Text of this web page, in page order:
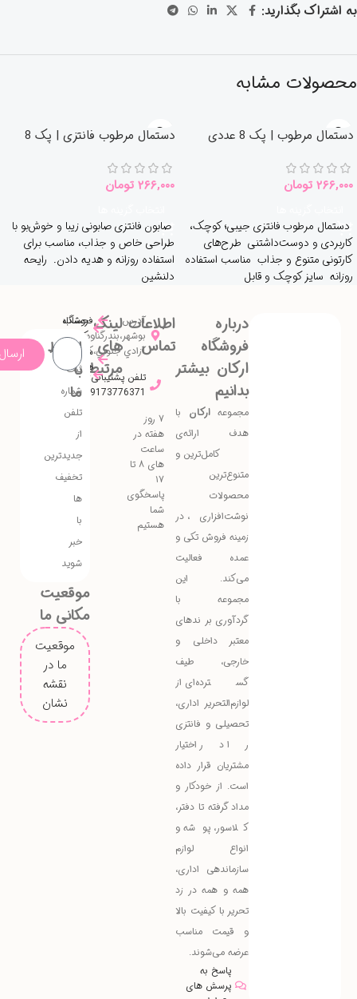
به اشتراک بگذارید:
محصولات مشابه
دستمال مرطوب | پک 8 عددی
۲۶۶,۰۰۰ تومان
دستمال مرطوب فانتزی جیبی؛ کوچک،
کاربردی و دوست‌داشتنی طرح‌های
کارتونی متنوع و جذاب مناسب استفاده
روزانه سایز کوچک و قابل
دستمال مرطوب فانتزی | پک 8
۲۶۶,۰۰۰ تومان
صابون فانتزی صابونی زیبا و خوش‌بو با
طراحی خاص و جذاب، مناسب برای
استفاده روزانه و هدیه دادن. رایحه
دلنشین
درباره
فروشگاه
ارکان بیشتر
بدانیم
مجموعهارکان با
هدف ارائه‌ی
کامل‌ترین و
متنوع‌ترین
محصولات
نوشت‌افزاری، در
زمینه فروش تکی و
عمده فعالیت
می‌کند. این
مجموعه با
گردآوری برندهای
معتبر داخلی و
خارجی، طیف
گسترده‌ای از
لوازم‌التحریر اداری،
تحصیلی و فانتزی
را در اختیار
مشتریان قرار داده
است. از خودکار و
مداد گرفته تا دفتر،
کلاسور، پوشه و
انواع لوازم
سازماندهی اداری،
همه و همه در زد
تحریر با کیفیت بالا
و قیمت مناسب
عرضه می‌شوند.
پاسخ به
پرسش های
اطلاعات
تماس
آدرس:
بوشهر،بندرگناوه،بندرريگ،خیابان
آزادي جنوبي،كوچه اركيده
تلفن پشتیبانی:
09173776371
۷ روز
هفته در
ساعت
های ۸ تا
۱۷
پاسخگوی
شما
هستیم
لینک
های
مرتبط
فروشگاه
سفارش
ها
حساب
کاربری
علاقه
مندی
ارتباط
با
ما
با
ثبت
شماره
تلفن
از
جدیدترین
تخفیف
ها
با
خبر
شوید
موقعیت
مکانی ما
موقعیت
ما در
نقشه
نشان